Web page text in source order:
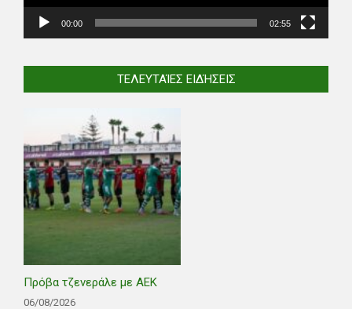
00:00 02:55
ΤΕΛΕΥΤΑΊΕΣ ΕΙΔΉΣΕΙΣ
Πρόβα τζενεράλε με ΑΕΚ
06/08/2026